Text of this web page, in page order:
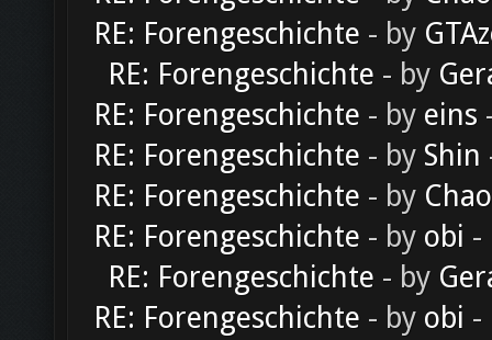
RE: Forengeschichte - by
RE: Forengeschichte - by
RE: Forengeschichte - by eins
RE: Forengeschichte - by Shin
RE: Forengeschichte - by
RE: Forengeschichte - by obi -
RE: Forengeschichte - by
RE: Forengeschichte - by obi -